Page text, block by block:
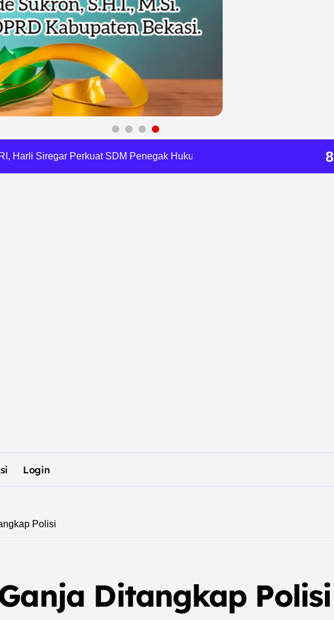
Tata Kelola Minyak ke Penuntut Umum
Undangan HUT RI dari Presiden Prabowo
Pilkades Jejalen Jaya, Serukan Pemilu Damai
Tirta Patriot Minta Maaf atas Penurunan Kualitas Air
Pemkot Bekasi Targetkan Skor MCSP KPK Naik
Harli Siregar Perkuat SDM Penegak Hukum
Korupsi dan Bijak Bermedia Sosial 8
Login
Polisi
Ditangkap Polisi